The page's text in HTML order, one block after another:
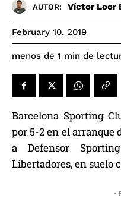
AUTOR: Víctor Loor
February 10, 2019
menos de 1 min de
Barcelona Sporting
por 5-2 en el arranque
a Defensor
Libertadores, en suelo
-